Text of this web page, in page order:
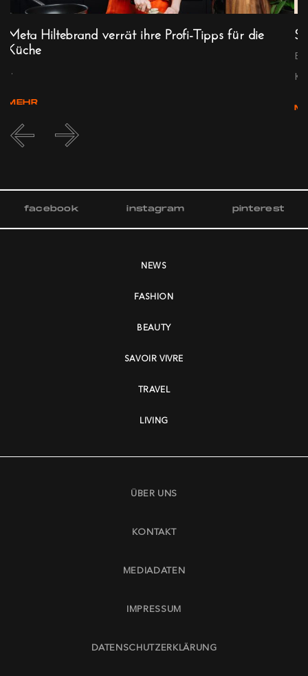
Meta Hiltebrand verrät ihre Profi-Tipps für die
Küche
...
MEHR
K...
facebook instagram pinterest
NEWS
FASHION
BEAUTY
SAVOIR VIVRE
TRAVEL
LIVING
ÜBER UNS
KONTAKT
MEDIADATEN
IMPRESSUM
DATENSCHUTZERKLÄRUNG